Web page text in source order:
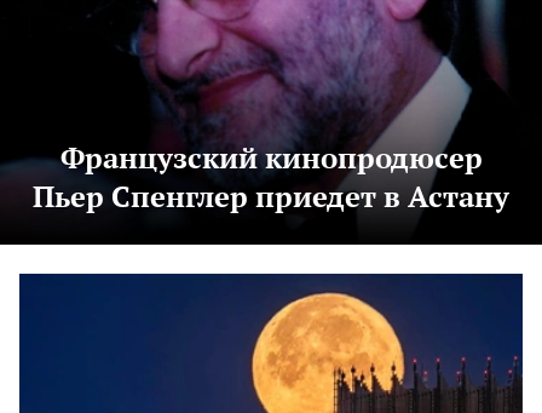
Французский кинопродюсер
Пьер Спенглер приедет в Астану